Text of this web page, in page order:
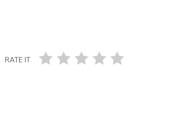
RATE IT